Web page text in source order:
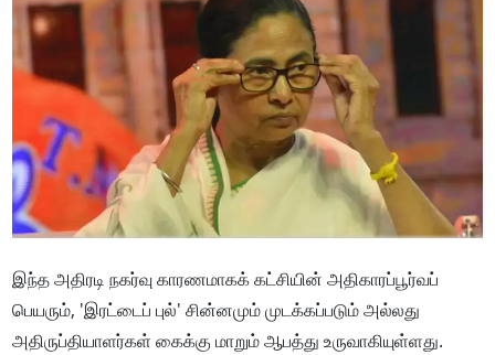
இந்த அதிரடி நகர்வு காரணமாகக் கட்சியின் அதிகாரப்பூர்வப்
பெயரும், 'இரட்டைப் புல்' சின்னமும் முடக்கப்படும் அல்லது
அதிருப்தியாளர்கள் கைக்கு மாறும் ஆபத்து உருவாகியுள்ளது.